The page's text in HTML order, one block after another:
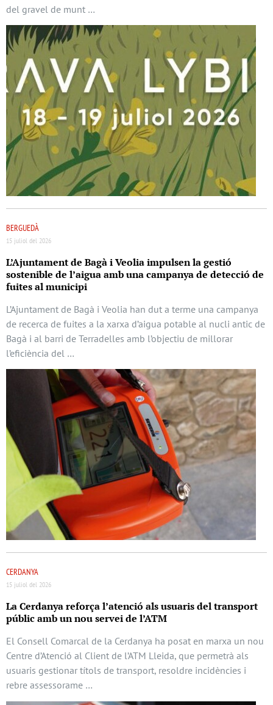
del gravel de munt …
BERGUEDÀ
15 juliol del 2026
L’Ajuntament de Bagà i Veolia impulsen la gestió
sostenible de l’aigua amb una campanya de detecció de
fuites al municipi
L’Ajuntament de Bagà i Veolia han dut a terme una campanya
de recerca de fuites a la xarxa d’aigua potable al nucli antic de
Bagà i al barri de Terradelles amb l’objectiu de millorar
l’eficiència del …
CERDANYA
15 juliol del 2026
La Cerdanya reforça l’atenció als usuaris del transport
públic amb un nou servei de l’ATM
El Consell Comarcal de la Cerdanya ha posat en marxa un nou
Centre d’Atenció al Client de l’ATM Lleida, que permetrà als
usuaris gestionar títols de transport, resoldre incidències i
rebre assessorame …